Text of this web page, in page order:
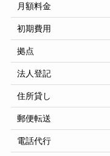
月額料金
初期費用
拠点
法人登記
住所貸し
郵便転送
電話代行